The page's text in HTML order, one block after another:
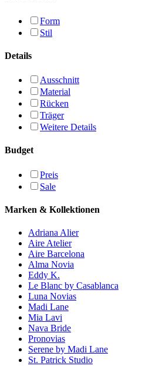
Form
Stil
Details
Ausschnitt
Material
Rücken
Träger
Weitere Details
Budget
Preis
Sale
Marken & Kollektionen
Adriana Alier
Aire Atelier
Aire Barcelona
Alma Novia
Eddy K.
Le Blanc by Casablanca
Luna Novias
Madi Lane
Mia Lavi
Nava Bride
Pronovias
Serene by Madi Lane
St. Patrick Studio